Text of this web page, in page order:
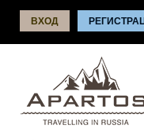
ВХОД